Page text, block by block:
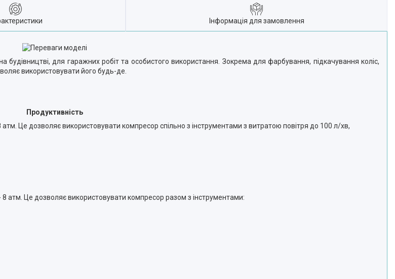
Інформація для замовлення
для гаражних робіт та особистого використання. Зокрема для фарбування, підкачування коліс,
використовувати його будь-де.
Продуктивність
Це дозволяє використовувати компресор спільно з інструментами з витратою повітря до 100 л/хв,
атм. Це дозволяє використовувати компресор разом з інструментами: